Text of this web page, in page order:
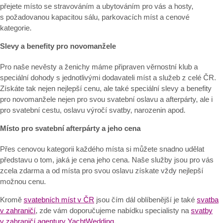
přejete místo se stravováním a ubytováním pro vás a hosty,
s požadovanou kapacitou sálu, parkovacích míst a cenové
kategorie.
Slevy a benefity pro novomanžele
Pro naše nevěsty a ženichy máme připraven věrnostní klub a
speciální dohody s jednotlivými dodavateli míst a služeb z celé ČR.
Získáte tak nejen nejlepší cenu, ale také speciální slevy a benefity
pro novomanžele nejen pro svou svatební oslavu a afterpárty, ale i
pro svatební cestu, oslavu výročí svatby, narozenin apod.
Místo pro svatební afterpárty a jeho cena
Přes cenovou kategorii každého místa si můžete snadno udělat
představu o tom, jaká je cena jeho cena. Naše služby jsou pro vás
zcela zdarma a od místa pro svou oslavu získate vždy nejlepší
možnou cenu.
Kromě svatebních míst v ČR jsou čím dál oblíbenější je také svatba
v zahraničí, zde vám doporučujeme nabídku specialisty na svatby
v zahraničí agentury YachtWedding.